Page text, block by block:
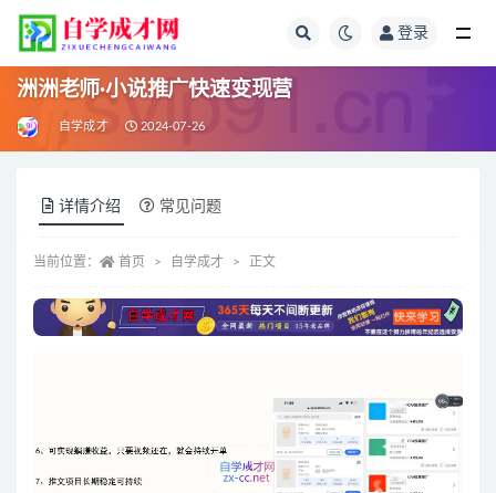
登录
洲洲老师·小说推广快速变现营
自学成才 2024-07-26
详情介绍 常见问题
当前位置： 首页 自学成才 正文